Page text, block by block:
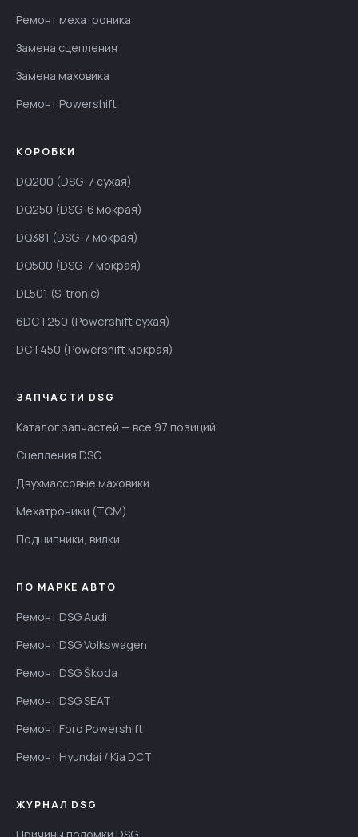
Ремонт мехатроника
Замена сцепления
Замена маховика
Ремонт Powershift
КОРОБКИ
DQ200 (DSG-7 сухая)
DQ250 (DSG-6 мокрая)
DQ381 (DSG-7 мокрая)
DQ500 (DSG-7 мокрая)
DL501 (S-tronic)
6DCT250 (Powershift сухая)
DCT450 (Powershift мокрая)
ЗАПЧАСТИ DSG
Каталог запчастей — все 97 позиций
Сцепления DSG
Двухмассовые маховики
Мехатроники (TCM)
Подшипники, вилки
ПО МАРКЕ АВТО
Ремонт DSG Audi
Ремонт DSG Volkswagen
Ремонт DSG Škoda
Ремонт DSG SEAT
Ремонт Ford Powershift
Ремонт Hyundai / Kia DCT
ЖУРНАЛ DSG